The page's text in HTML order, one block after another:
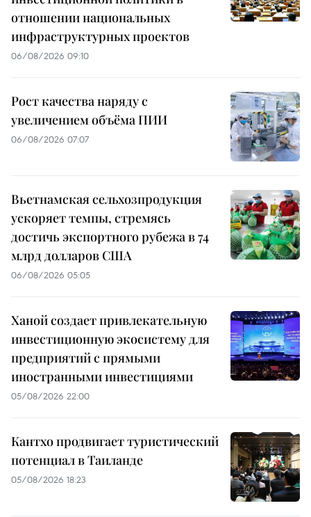
отношении национальных
инфраструктурных проектов
06/08/2026 09:10
Рост качества наряду с
увеличением объёма ПИИ
06/08/2026 07:07
Вьетнамская сельхозпродукция
ускоряет темпы, стремясь
достичь экспортного рубежа в 74
млрд долларов США
06/08/2026 05:05
Ханой создает привлекательную
инвестиционную экосистему для
предприятий с прямыми
иностранными инвестициями
05/08/2026 22:00
Кантхо продвигает туристический
потенциал в Таиланде
05/08/2026 18:23